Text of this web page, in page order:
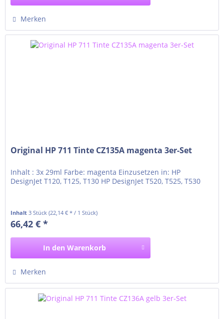
Merken
Original HP 711 Tinte CZ135A magenta 3er-Set
Inhalt : 3x 29ml Farbe: magenta Einzusetzen in: HP
DesignJet T120, T125, T130 HP DesignJet T520, T525, T530
Inhalt3 Stück(22,14 € * / 1 Stück)
66,42 € *
In den Warenkorb
Merken